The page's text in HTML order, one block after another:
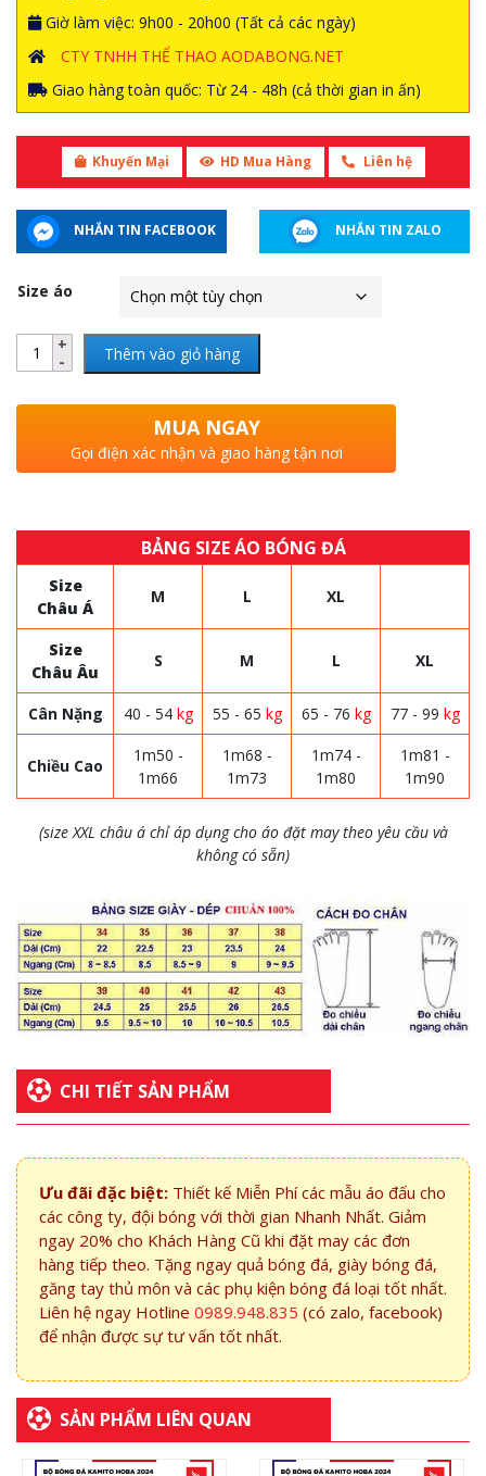
Giờ làm việc: 9h00 - 20h00 (Tất cả các ngày)
CTY TNHH THỂ THAO AODABONG.NET
Giao hàng toàn quốc: Từ 24 - 48h (cả thời gian in ấn)
Khuyến Mại HD Mua Hàng Liên hệ
NHẮN TIN FACEBOOK NHẮN TIN ZALO
Size áo
Thêm vào giỏ hàng
MUA NGAY
Gọi điện xác nhận và giao hàng tận nơi
BẢNG SIZE ÁO BÓNG ĐÁ
Size
Châu Á
M L XL
Size
Châu Âu
S M L XL
Cân Nặng 40 - 54 kg 55 - 65 kg 65 - 76 kg 77 - 99 kg
Chiều Cao
1m50 -
1m66
1m68 -
1m73
1m74 -
1m80
1m81 -
1m90
(size XXL châu á chỉ áp dụng cho áo đặt may theo yêu cầu và
không có sẵn)
CHI TIẾT SẢN PHẨM
Ưu đãi đặc biệt: Thiết kế Miễn Phí các mẫu áo đấu cho
các công ty, đội bóng với thời gian Nhanh Nhất. Giảm
ngay 20% cho Khách Hàng Cũ khi đặt may các đơn
hàng tiếp theo. Tặng ngay quả bóng đá, giày bóng đá,
găng tay thủ môn và các phụ kiện bóng đá loại tốt nhất.
Liên hệ ngay Hotline 0989.948.835 (có zalo, facebook)
để nhận được sự tư vấn tốt nhất.
SẢN PHẨM LIÊN QUAN